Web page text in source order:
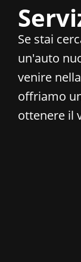
Se stai
un'auto
venire
offriamo
ottenere il